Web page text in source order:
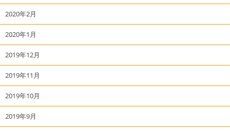
2020年2月
2020年1月
2019年12月
2019年11月
2019年10月
2019年9月